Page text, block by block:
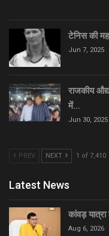
टेनिस की
Jun 7, 2025
राजकीय
में…
Jun 30, 2025
PREV NEXT 1 of 7,410
Latest News
कांवड़
Aug 6, 2026